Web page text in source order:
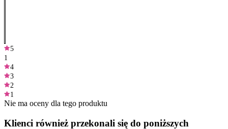
5
1
4
3
2
1
Nie ma oceny dla tego produktu
Klienci również przekonali się do poniższych